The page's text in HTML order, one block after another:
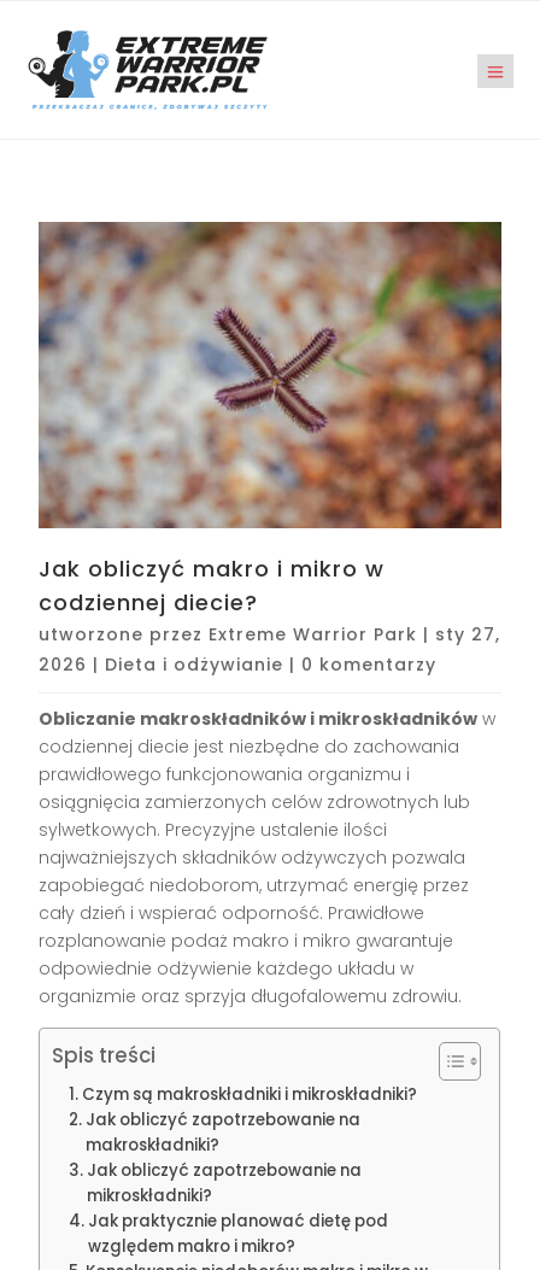
Jak obliczyć makro i mikro w
codziennej diecie?
utworzone przez Extreme Warrior Park | sty 27,
2026 | Dieta i odżywianie | 0 komentarzy
Obliczanie makroskładników i mikroskładników w
codziennej diecie jest niezbędne do zachowania
prawidłowego funkcjonowania organizmu i
osiągnięcia zamierzonych celów zdrowotnych lub
sylwetkowych. Precyzyjne ustalenie ilości
najważniejszych składników odżywczych pozwala
zapobiegać niedoborom, utrzymać energię przez
cały dzień i wspierać odporność. Prawidłowe
rozplanowanie podaż makro i mikro gwarantuje
odpowiednie odżywienie każdego układu w
organizmie oraz sprzyja długofalowemu zdrowiu.
Spis treści
Czym są makroskładniki i mikroskładniki?
Jak obliczyć zapotrzebowanie na
makroskładniki?
Jak obliczyć zapotrzebowanie na
mikroskładniki?
Jak praktycznie planować dietę pod
względem makro i mikro?